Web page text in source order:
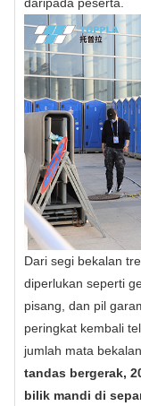
Dari segi bekalan
diperlukan seperti
pisang, dan pil
peringkat kembali
jumlah mata
tandas bergerak,
bilik mandi di